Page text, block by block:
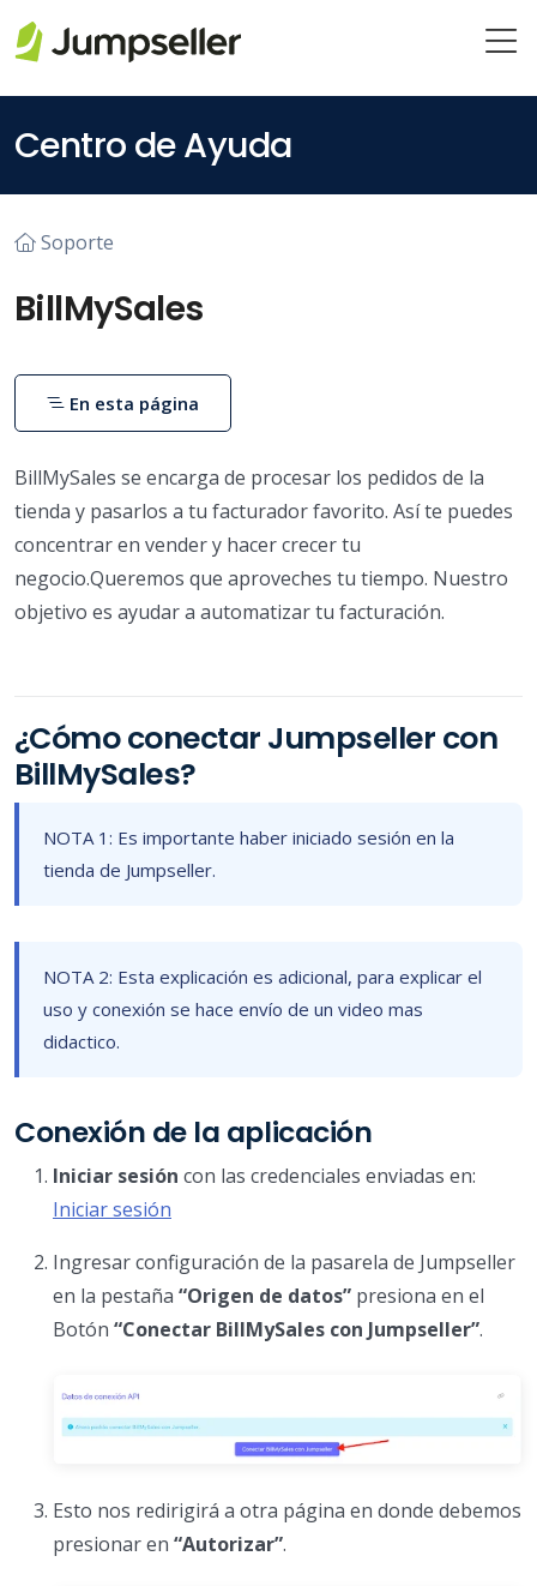
Centro de Ayuda
Soporte
BillMySales
BillMySales se encarga de procesar los pedidos de la
tienda y pasarlos a tu facturador favorito. Así te puedes
concentrar en vender y hacer crecer tu
negocio.Queremos que aproveches tu tiempo. Nuestro
objetivo es ayudar a automatizar tu facturación.
¿Cómo conectar Jumpseller con
BillMySales?
NOTA 1: Es importante haber iniciado sesión en la
tienda de Jumpseller.
NOTA 2: Esta explicación es adicional, para explicar el
uso y conexión se hace envío de un video mas
didactico.
Conexión de la aplicación
Iniciar sesión con las credenciales enviadas en:
Iniciar sesión
Ingresar configuración de la pasarela de Jumpseller
en la pestaña “Origen de datos” presiona en el
Botón “Conectar BillMySales con Jumpseller”.
Esto nos redirigirá a otra página en donde debemos
presionar en “Autorizar”.
En esta página